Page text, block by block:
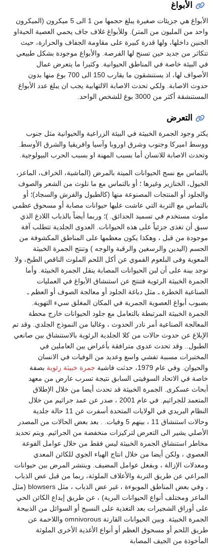
الأبواغ
الأبواغ هي جزيئات صغيرة يبلغ حجمها من 1 الى 5 ميكرون (الميكرون
واحد من المليون من المتر). وللأبواغ غلاف جاف يحمي العصية الحيةاو
الجنين داخلها، ولها قدرة كبيرة على مقاومة الجفاف والحرارة، حيث
تتكاثر من جديد حين تسنح لها الفرصة. والأبواغ موجودة بشكل طبيعي
في البيئة خاصة في المناطق الحيوانية. وكثيرا ما يتعرض عمال
الأصواف لها، اذ يستنشقون ما يقارب 150 الى 700 بوغ منها بدون
حدوث الاصابة. ولكي تحدث الاصابة الالتهابية يجب ان يبلغ عدد الأبواغ
المستنشقة أكثر من 3000 بوغ للشخص الواحد.
التعرض
يكثر وجود الجمرة الخبيثة في البيئة الزراعية والحيوانية مثل جنوب
ووسط اميركا وجنوب وشرق اوروبا وآسيا وافريقيا والشرق الأوسط.
وتحدث الاصابة للانسان أما بسبب المهنة او بسبب الحرب البيولوجية.
بالتماس مع نسج الحيوانات الميتة بالمرض (الماشية، الخراف، الماعز،
الخيول، الخنازير وغيرها ؛ أو بالتماس مع ما تلوث من الشعر والصوف
والجلود أو المنتجات المصنوعة منها (كالطبول والفرش والسجاد)؛ أو
بالتماس مع التربة التي عاشت عليها حيوانات مصابة أو مسحوق عظمي
ملوث مستخدم في تسميد الحدائق. )؛ وربما أيضاً بالذباب اللادغ الذي
سبق أن تغذى جزئياً على هذه الحيوانات. العدوى الجلدية تتطلب آفة
موجودة من قبل ، وهكذا يكون معظمها على المناطق المكشوفة من
الجسم (اليدين والرسغين والرقبة والوجه ) وتنتج الجمرة الخبيثة
المعوية وفى البلعوم الفموي عن أكل اللحم الملوث الناقص الطبخ، ولا
توجد بينة على أن لبن الحيوانات المصابة ينقل الجمرة الخبيثة. وأما
الجمرة الخبيثة الرئوية فتنتج عن استنشاق الأبواغ في العمليات
الصناعية الخطرة ـ مثل دباغة الجلود أو معالجة الصوف أو العظم ـ
بضبوب أبواغ العصوية الجمرية في المكان المغلق سيء التهوية.
الجمرة الخبيثة المرتبطة بالتعامل مع جلود الحيوانات خارج محطة
المعالجة الصناعية أمر نادر الحدوث ، وغالبا من النموذج الجلدي. وقد تم
الإبلاغ عن حدوث حالات من كلا الجلدية الرئوية بالاستنشاق بين صانعي
الطبول.. وقد تحدث عدوى مترافقة بأعراض بين العاملين في
المختبرات مسببة تفشي واسع وعديد من الوفيات في الانسان
والحيوان. وفي عام 1979، حدثت فاشية
جمرة خبيثة رئوية بصفة
خاصة في الاتحاد السوفيتى السابق نتيجة تسرب عارض من معهد
أبحاث عسكرى. الجمرة الخبيثة قد تحدث أيضا من خلال الإطلاق
المتعمد للجراثيم. في عام 2001 ، صدر عن عمد جراثيم من خلال
النظام البريدي في الولايات المتحدة أسفرت عن 11 حالة جلدية
وحالات استنشاق 11 ، بينهم 5 وفيات. . بعد بعض الحالات من المصدر
الأصلي يشير الى التعرض لتركيزات منخفضة من الجراثيم. ويتم تحديد
مخاطر استنشاق الجمرة الخبيثة ليس فقط من خلال عوامل الفوعة
العصوي ، ولكن أيضا من خلال انتاج الهباء الجوي للكائن المعدي
ومعدلات الإزالة ، وبفعل عوامل المضيف. وينتشر المرض بين حيوانات
المراعي عن طريق التربة والأعلاف الملوثة، ربما من قبل عض الذباب
، وفي بعض المناطق الموبوءة ، غير عض الذباب ، مثل blowsers (مثل
الماعز ومختلف أنواع الحيوانات البرية) ، عن طريق إيداع الكائن الحي
على أوراق الشجيرات بعد التغذية على النسيج أو السوائل من الذبيحة
الجمرة الخبيثة. وبين الحيوانات القارتة omnivorous واللاحمة عن
طريق اللحم أو مسحوق العظم أو أنواع الأغذية الأخرى الملوثة
المأخوذة من الجيف المصابة